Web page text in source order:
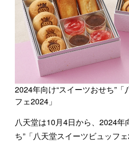
2024年向け“スイーツおせち”
フェ2024」
八天堂は10月4日から、2024年
ち”「八天堂スイーツビュッフ